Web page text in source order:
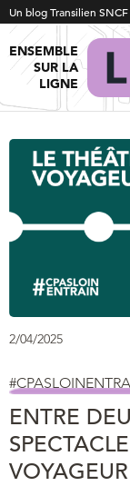
Un blog Transilien
ENSEMBLE
SUR LA
LIGNE
2/04/2025
ENTRE
VOYAGEUR